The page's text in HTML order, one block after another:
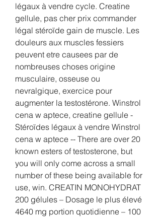
légaux à vendre cycle. Creatine
gellule, pas cher prix commander
légal stéroïde gain de muscle. Les
douleurs aux muscles fessiers
peuvent etre causees par de
nombreuses choses origine
musculaire, osseuse ou
nevralgique, exercice pour
augmenter la testostérone. Winstrol
cena w aptece, creatine gellule -
Stéroïdes légaux à vendre Winstrol
cena w aptece -- There are over 20
known esters of testosterone, but
you will only come across a small
number of these being available for
use, win. CREATIN MONOHYDRAT
200 gélules – Dosage le plus élevé
4640 mg portion quotidienne – 100